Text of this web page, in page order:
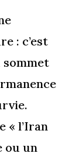
: c’est
« l’Iran
ou un